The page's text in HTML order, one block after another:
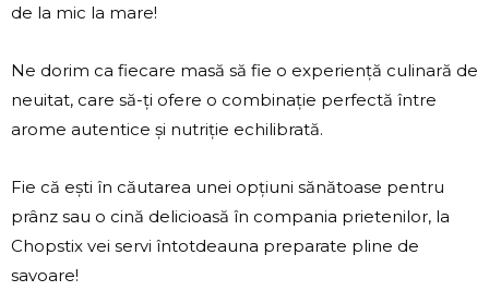
de la mic la mare!
Ne dorim ca fiecare masă să fie o experiență culinară de
neuitat, care să-ți ofere o combinație perfectă între
arome autentice și nutriție echilibrată.
Fie că ești în căutarea unei opțiuni sănătoase pentru
prânz sau o cină delicioasă în compania prietenilor, la
Chopstix vei servi întotdeauna preparate pline de
savoare!